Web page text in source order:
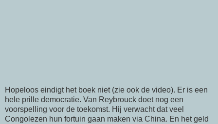
Hopeloos eindigt het boek niet (zie ook de video). Er is een
hele prille democratie. Van Reybrouck doet nog een
voorspelling voor de toekomst. Hij verwacht dat veel
Congolezen hun fortuin gaan maken via China. En het geld